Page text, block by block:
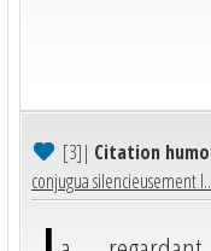
[3]| Citation
conjugua silencieusement